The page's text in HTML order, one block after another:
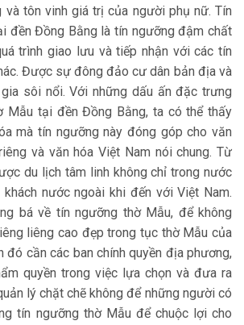
và tôn vinh giá trị của người phụ nữ. Tín
đền Đồng Bằng là tín ngưỡng đậm chất
trình giao lưu và tiếp nhận với các tín
Được sự đông đảo cư dân bản địa và
sôi nổi. Với những dấu ấn đặc trưng
Mẫu tại đền Đồng Bằng, ta có thể thấy
mà tín ngưỡng này đóng góp cho văn
và văn hóa Việt Nam nói chung. Từ
du lịch tâm linh không chỉ trong nước
nước ngoài khi đến với Việt Nam.
bá về tín ngưỡng thờ Mẫu, để không
liêng cao đẹp trong tục thờ Mẫu của
đó cần các ban chính quyền địa phương,
quyền trong việc lựa chọn và đưa ra
lý chặt chẽ không để những người có
tín ngưỡng thờ Mẫu để chuộc lợi cho